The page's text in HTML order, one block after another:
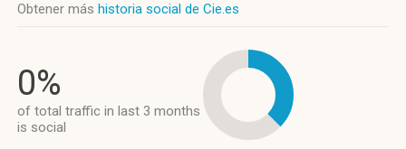
Obtener más historia social de Cie.es
0%
of total traffic in last 3 months
is social